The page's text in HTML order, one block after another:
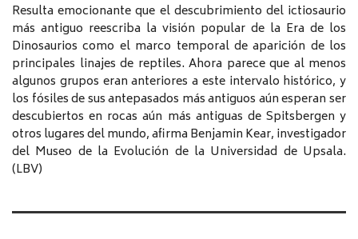
Resulta emocionante que el descubrimiento del ictiosaurio
más antiguo reescriba la visión popular de la Era de los
Dinosaurios como el marco temporal de aparición de los
principales linajes de reptiles. Ahora parece que al menos
algunos grupos eran anteriores a este intervalo histórico, y
los fósiles de sus antepasados más antiguos aún esperan ser
descubiertos en rocas aún más antiguas de Spitsbergen y
otros lugares del mundo, afirma Benjamin Kear, investigador
del Museo de la Evolución de la Universidad de Upsala.
(LBV)